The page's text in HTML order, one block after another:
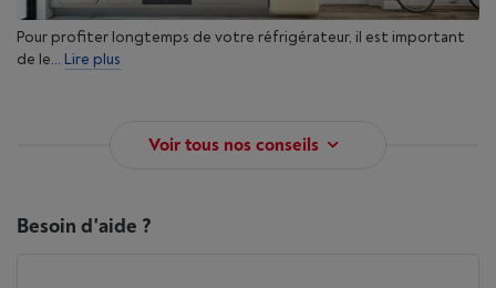
Pour profiter longtemps de votre réfrigérateur, il est important
de le... Lire plus
Voir tous nos conseils
Besoin d'aide ?